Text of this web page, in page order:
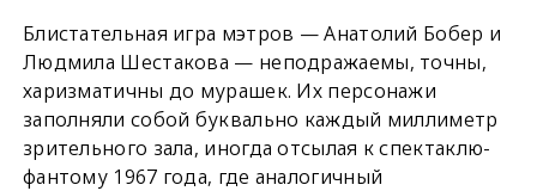
Блистательная игра мэтров — Анатолий Бобер и
Людмила Шестакова — неподражаемы, точны,
харизматичны до мурашек. Их персонажи
заполняли собой буквально каждый миллиметр
зрительного зала, иногда отсылая к спектаклю-
фантому 1967 года, где аналогичный